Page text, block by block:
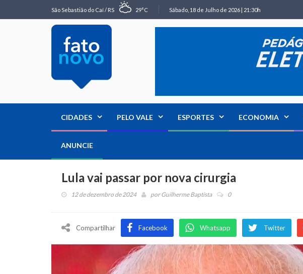
São Sebastião do Caí / RS 29°C Sábado, 18 de Julho de 2026 | 21:30h
CIDADES PELO VALE ESPORTES ECONOMIA
ANUNCIE
Lula vai passar por nova cirurgia
12 de dezembro de 2024 porGuilherme Baptista 0
Compartilhar Facebook Whatsapp Twitter